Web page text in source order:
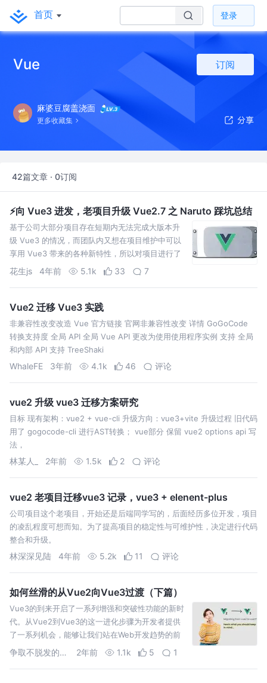
首页 登录
Vue 订阅
麻婆豆腐盖浇面
更多收藏集
42篇文章 · 0订阅
⚡️向 Vue3 进发，老项目升级 Vue2.7 之 Naruto 踩坑总结
基于公司大部分项目存在短期内无法完成大版本升
级 Vue3 的情况，而团队内又想在项目维护中可以
享用 Vue3 带来的各种新特性，所以对项目进行了
2.7 的升级并记录总结迁移过程遇到的问题。
花生js 4年前 5.1k 33 7
Vue2 迁移 Vue3 实践
非兼容性改变改造 Vue 官方链接 官网非兼容性改变 详情 GoGoCode
转换支持度 全局 API 全局 Vue API 更改为使用使用程序实例 支持 全局
和内部 API 支持 TreeShaki
WhaleFE 3年前 4.1k 46 评论
vue2 升级 vue3 迁移方案研究
目标 现有架构：vue2 + vue-cli 升级方向：vue3+vite 升级过程 旧代码
用了 gogocode-cli 进行AST转换； vue部分 保留 vue2 options api 写
法，
林某人_ 2年前 1.5k 2 评论
vue2 老项目迁移vue3 记录，vue3 + elenent-plus
公司项目这个老项目，开始还是后端同学写的，后面经历多位开发，项目
的凌乱程度可想而知。为了提高项目的稳定性与可维护性，决定进行代码
整合和升级。
林深深见陆 4年前 5.2k 11 评论
如何丝滑的从Vue2向Vue3过渡（下篇）
Vue3的到来开启了一系列增强和突破性功能的新时
代。从Vue2到Vue3的这一进化步骤为开发者提供
了一系列机会，能够让我们站在Web开发趋势的前
沿，充分发挥这个卓越框架的潜力。
争取不脱发的程序猿 2年前 1.1k 5 1